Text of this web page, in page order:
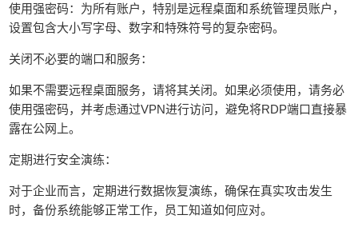
使用强密码：为所有账户，特别是远程桌面和系统管理员账户，
设置包含大小写字母、数字和特殊符号的复杂密码。
关闭不必要的端口和服务：
如果不需要远程桌面服务，请将其关闭。如果必须使用，请务必
使用强密码，并考虑通过VPN进行访问，避免将RDP端口直接暴
露在公网上。
定期进行安全演练：
对于企业而言，定期进行数据恢复演练，确保在真实攻击发生
时，备份系统能够正常工作，员工知道如何应对。